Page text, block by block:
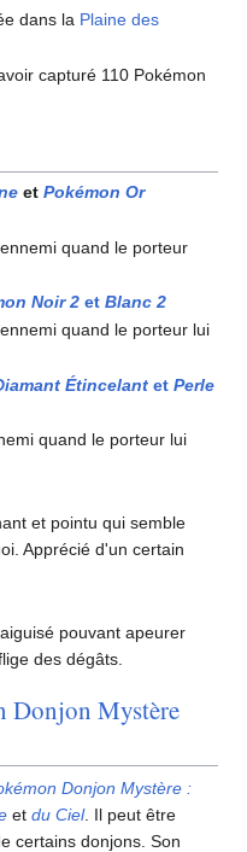
dans la Plaine des
capturé 110 Pokémon
et Pokémon Or
quand le porteur
Noir 2 et Blanc 2
quand le porteur lui
Étincelant et Perle
quand le porteur lui
et pointu qui semble
Apprécié d'un certain
pouvant apeurer
des dégâts.
Donjon Mystère
Donjon Mystère :
et du Ciel. Il peut être
certains donjons. Son